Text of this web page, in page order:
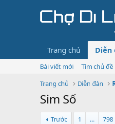
Trang chủ Diễn
Bài viết mới
Tìm chủ đề
Trang chủ
Diễn đàn
Sim Số
Trước 1 … 798